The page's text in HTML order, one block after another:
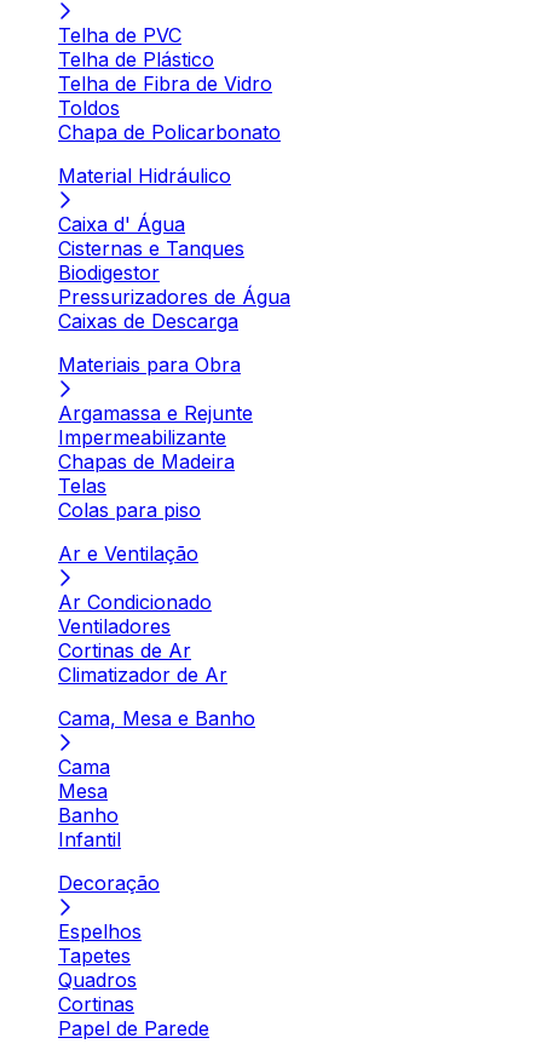
Telha de PVC
Telha de Plástico
Telha de Fibra de Vidro
Toldos
Chapa de Policarbonato
Material Hidráulico
Caixa d' Água
Cisternas e Tanques
Biodigestor
Pressurizadores de Água
Caixas de Descarga
Materiais para Obra
Argamassa e Rejunte
Impermeabilizante
Chapas de Madeira
Telas
Colas para piso
Ar e Ventilação
Ar Condicionado
Ventiladores
Cortinas de Ar
Climatizador de Ar
Cama, Mesa e Banho
Cama
Mesa
Banho
Infantil
Decoração
Espelhos
Tapetes
Quadros
Cortinas
Papel de Parede